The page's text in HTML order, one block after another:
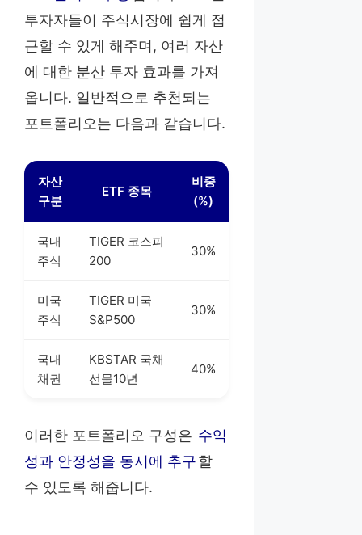
투자자들이 주식시장에 쉽게 접
근할 수 있게 해주며, 여러 자산
에 대한 분산 투자 효과를 가져
옵니다. 일반적으로 추천되는
포트폴리오는 다음과 같습니다.
자산
구분
ETF 종목
비중
(%)
국내
주식
TIGER 코스피
200
30%
미국
주식
TIGER 미국
S&P500
30%
국내
채권
KBSTAR 국채
선물10년
40%
이러한 포트폴리오 구성은 수익
성과 안정성을 동시에 추구할
수 있도록 해줍니다.